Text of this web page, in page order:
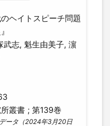
ヘイトスピーチ問題
武志, 魁生由美子, 濵
叢書 ; 第139巻
ータ（2024年3月20日